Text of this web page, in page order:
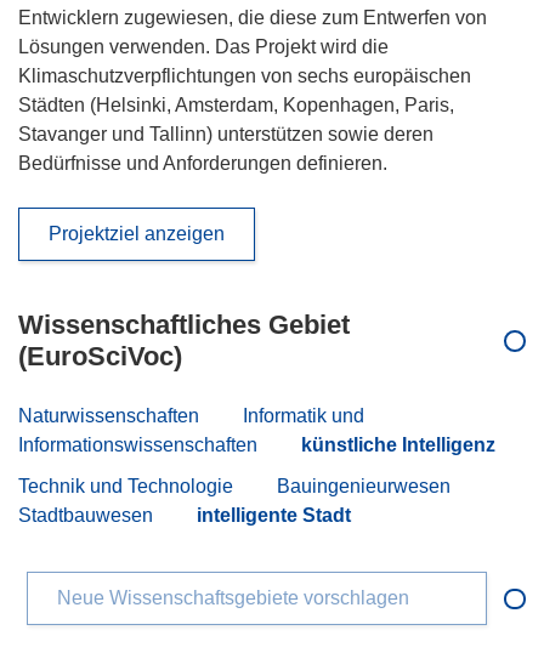
Entwicklern zugewiesen, die diese zum Entwerfen von
Lösungen verwenden. Das Projekt wird die
Klimaschutzverpflichtungen von sechs europäischen
Städten (Helsinki, Amsterdam, Kopenhagen, Paris,
Stavanger und Tallinn) unterstützen sowie deren
Bedürfnisse und Anforderungen definieren.
Projektziel anzeigen
Wissenschaftliches Gebiet
(EuroSciVoc)
Naturwissenschaften
Informatik und
Informationswissenschaften
künstliche Intelligenz
Technik und Technologie
Bauingenieurwesen
Stadtbauwesen
intelligente Stadt
Neue Wissenschaftsgebiete vorschlagen